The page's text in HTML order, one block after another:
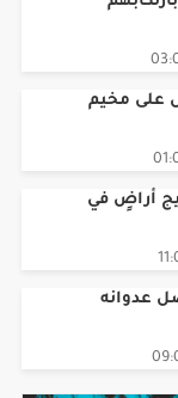
على مخيم
أراضٍ في
عدوانه